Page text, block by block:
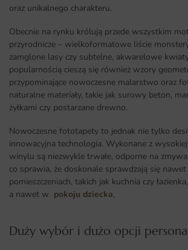
oraz unikalnego charakteru.
Obecnie na rynku królują przede wszystkim
przyrodnicze – wielkoformatowe liście
zamglone lasy czy subtelne, akwarelowe
popularnością cieszą się również wzory
przypominające nowoczesne malarstwo oraz
naturalne materiały, takie jak surowy beton,
żyłkami czy postarzane drewno.
Nowoczesne fototapety to jednak nie tylko
innowacyjna technologia. Wykonane z
winylu są niezwykle trwałe, odporne na
co sprawia, że doskonale sprawdzają się
pomieszczeniach, takich jak kuchnia czy
a nawet w pokoju dziecka,
Duży wybór i dużo opcji